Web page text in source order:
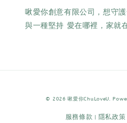
啾愛你創意有限公司，想守
與一種堅持 愛在哪裡，家就
© 2026 啾愛你ChuLoveU.
服務條款 隱私政策